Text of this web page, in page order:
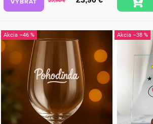
–46 % –38 %